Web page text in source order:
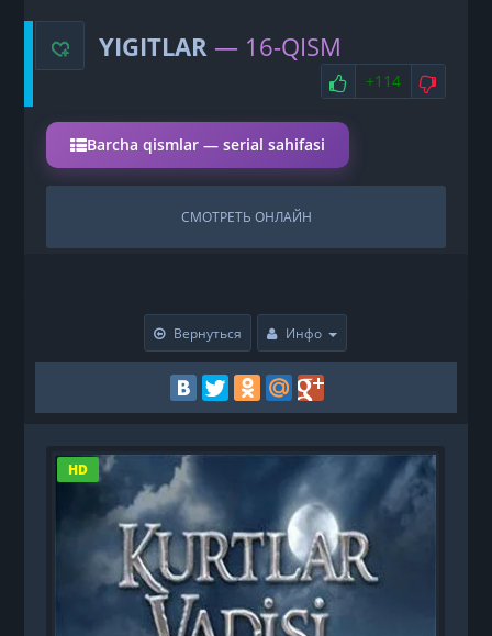
YIGITLAR — 16-QISM
НРАВИТСЯ
+114 НЕ
Barcha qismlar — serial sahifasi
СМОТРЕТЬ ОНЛАЙН
Вернуться Инфо
HD